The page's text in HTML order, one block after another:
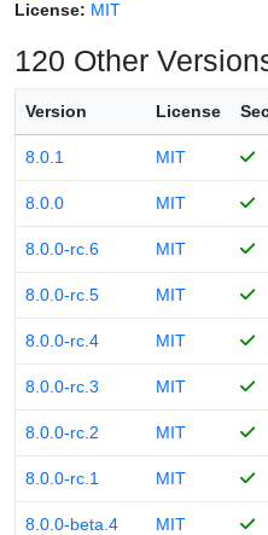
License: MIT
120 Other
Version License
8.0.1 MIT
8.0.0 MIT
8.0.0-rc.6 MIT
8.0.0-rc.5 MIT
8.0.0-rc.4 MIT
8.0.0-rc.3 MIT
8.0.0-rc.2 MIT
8.0.0-rc.1 MIT
8.0.0-beta.4 MIT